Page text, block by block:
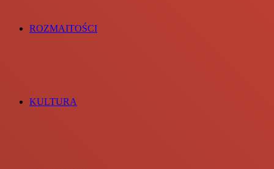
ROZMAITOŚCI
KULTURA